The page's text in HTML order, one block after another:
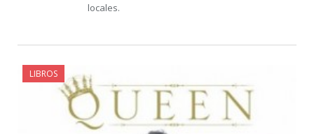
locales.
LIBROS